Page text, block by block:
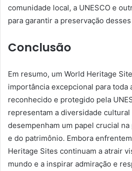
comunidade local, a UNESCO e
para garantir a preservação
Conclusão
Em resumo, um World Heritage
importância excepcional para toda
reconhecido e protegido pela
representam a diversidade
desempenham um papel crucial
e do patrimônio. Embora
Heritage Sites continuam a atrair
mundo e a inspirar admiração e